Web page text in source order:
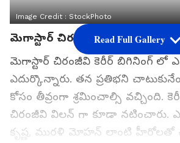
Image Credit :StockPhoto
మెగాస్టార్ చిరంజీవి
మెగాస్టార్ చిరంజీవి కెరీర్ బిగినింగ్ లో
ఎదుర్కొన్నారు. తన ప్రతిభని
కోసం తీవ్రంగా శ్రమించాల్సి వచ్చింది.
చిరంజీవి విలన్ గా కూడా నటించారు.
కృష్ణ, మురళి మోహన్ లాంటి హీరోలతో
Read Full Gallery